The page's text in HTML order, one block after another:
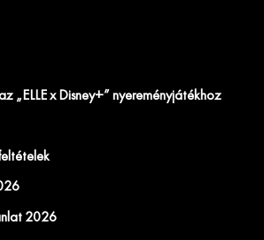
„ELLE x Disney+” nyereményjátékhoz
2026